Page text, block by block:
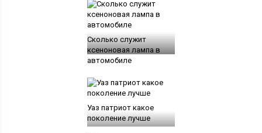
Сколько служит
ксеноновая лампа в
автомобиле
Уаз патриот какое
поколение лучше